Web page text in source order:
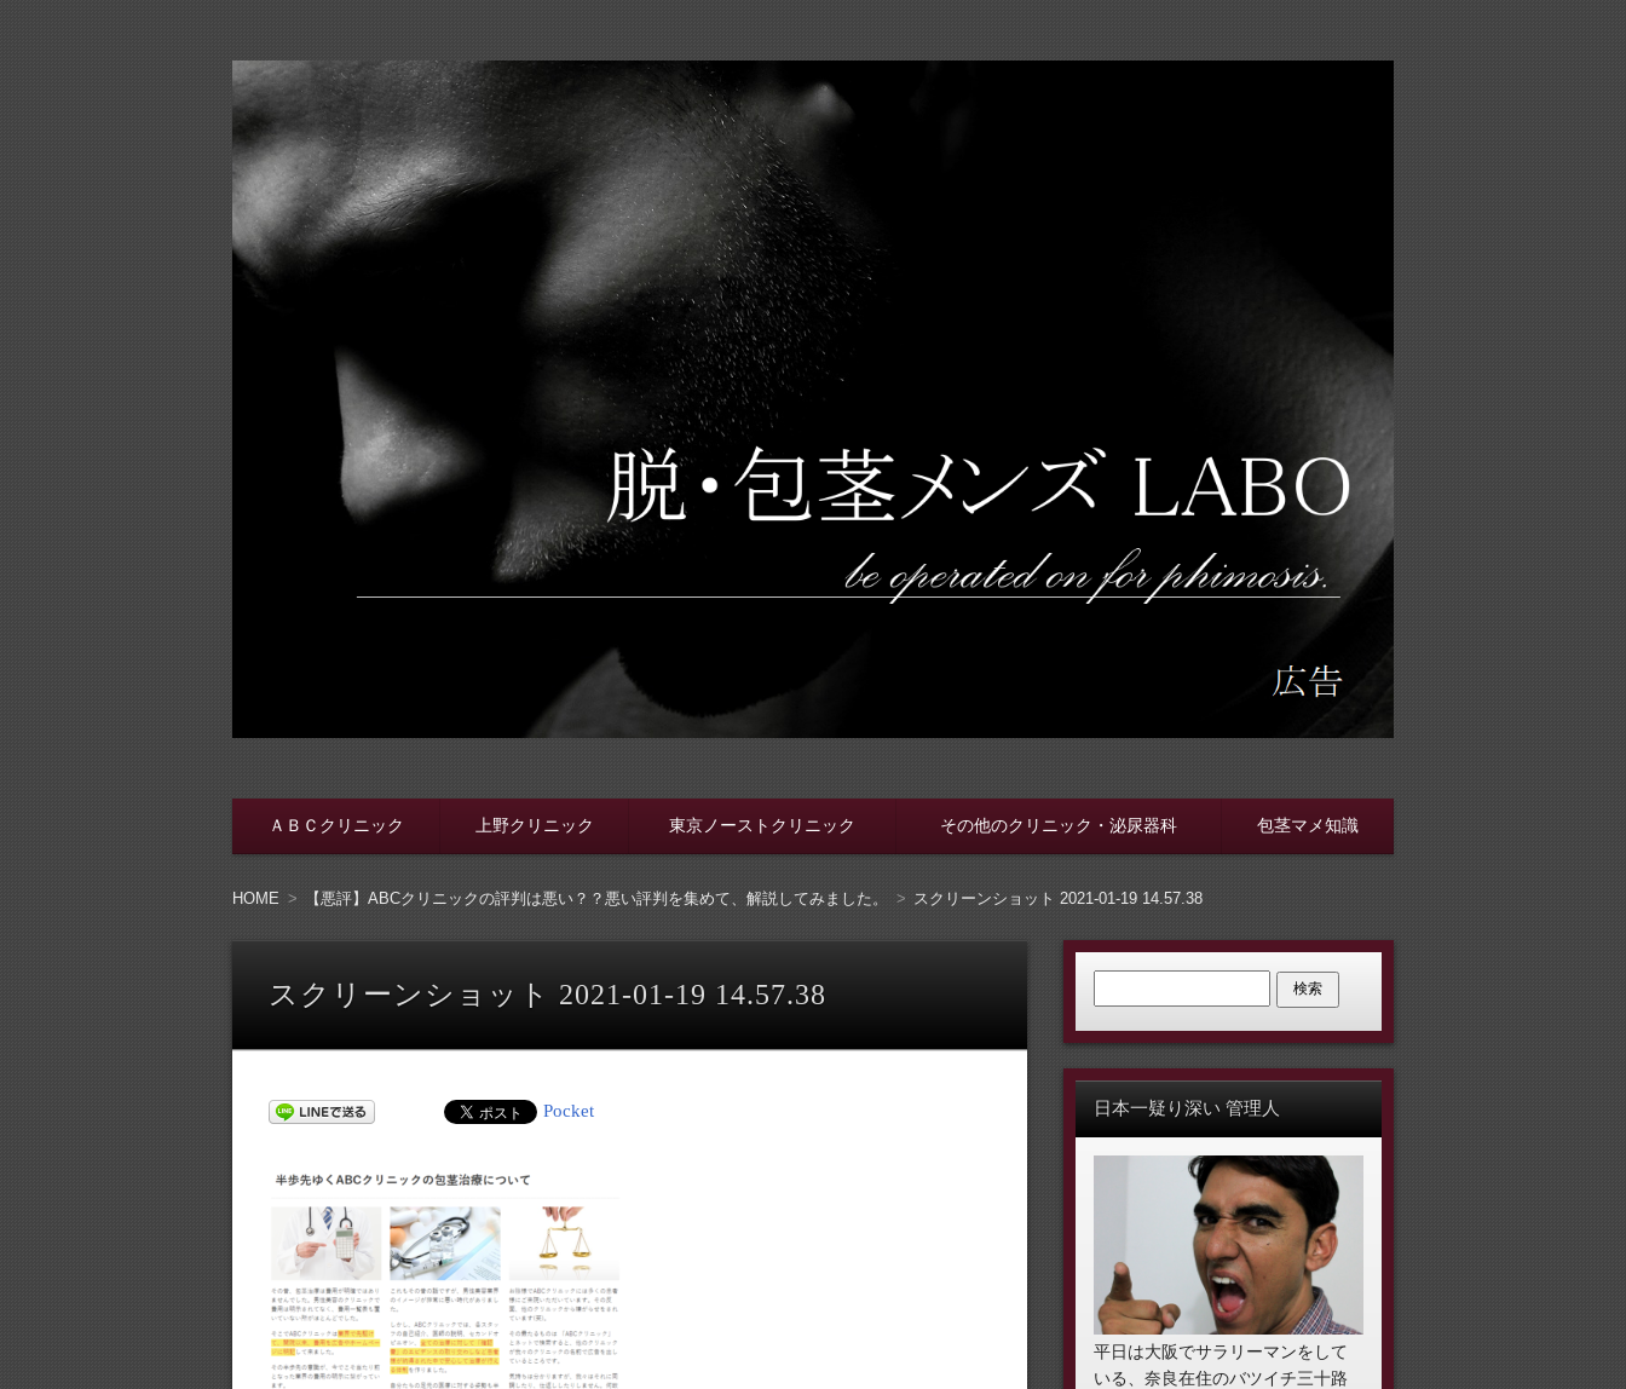
コンテンツへ移動
ＡＢＣクリニック 上野クリニック 東京ノーストクリニック その他のクリニック・泌尿器科 包茎マメ知識
HOME 【悪評】ABCクリニックの評判は悪い？？悪い評判を集めて、解説してみました。 スクリーンショット 2021-01-19 14.57.38
スクリーンショット 2021-01-19 14.57.38
Pocket 日本一疑り深い 管理人
平日は大阪でサラリーマンをして
いる、奈良在住のバツイチ三十路